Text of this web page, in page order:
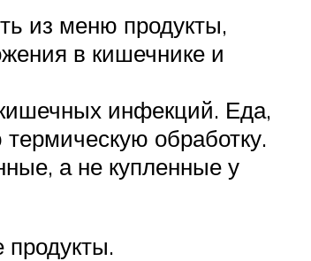
из меню продукты,
в кишечнике и
инфекций. Еда,
обработку.
а не купленные у
продукты.